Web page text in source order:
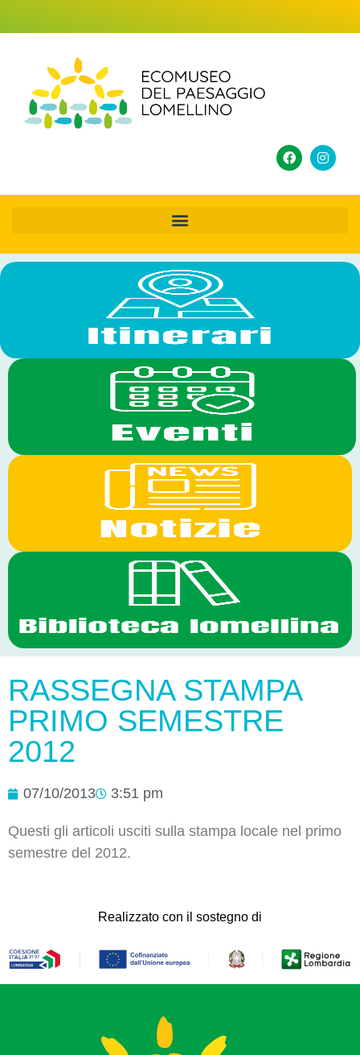
RASSEGNA STAMPA
PRIMO SEMESTRE
2012
07/10/2013 3:51 pm
Questi gli articoli usciti sulla stampa locale nel primo
semestre del 2012.
Realizzato con il sostegno di